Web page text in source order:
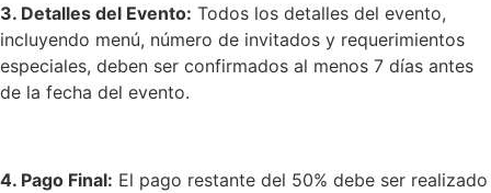
3. Detalles del Evento: Todos los detalles del evento,
incluyendo menú, número de invitados y requerimientos
especiales, deben ser confirmados al menos 7 días antes
de la fecha del evento.
4. Pago Final: El pago restante del 50% debe ser realizado